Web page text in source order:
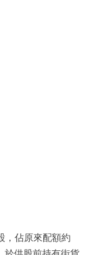
，佔原來配額約